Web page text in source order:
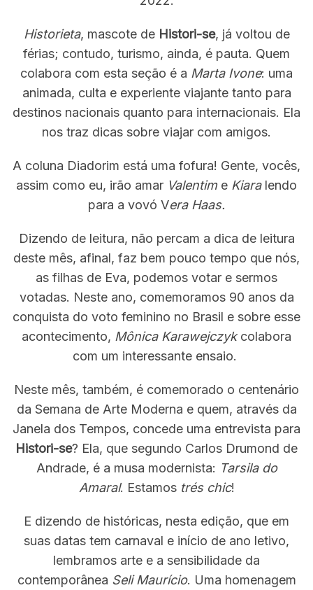
Historieta, mascote de Histori-se, já voltou de
férias; contudo, turismo, ainda, é pauta. Quem
colabora com esta seção é a Marta Ivone: uma
animada, culta e experiente viajante tanto para
destinos nacionais quanto para internacionais. Ela
nos traz dicas sobre viajar com amigos.
A coluna Diadorim está uma fofura! Gente, vocês,
assim como eu, irão amar Valentime Kiaralendo
para a vovó Vera Haas.
Dizendo de leitura, não percam a dica de leitura
deste mês, afinal, faz bem pouco tempo que nós,
as filhas de Eva, podemos votar e sermos
votadas. Neste ano, comemoramos 90 anos da
conquista do voto feminino no Brasil e sobre esse
acontecimento, Mônica Karawejczykcolabora
com um interessante ensaio.
Neste mês, também, é comemorado o centenário
da Semana de Arte Moderna e quem, através da
Janela dos Tempos, concede uma entrevista para
Histori-se? Ela, que segundo Carlos Drumond de
Andrade, é a musa modernista: Tarsila do
Amaral. Estamos trés chic!
E dizendo de históricas, nesta edição, que em
suas datas tem carnaval e início de ano letivo,
lembramos arte e a sensibilidade da
contemporânea Seli Maurício. Uma homenagem